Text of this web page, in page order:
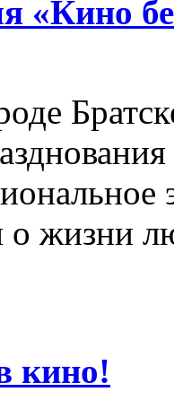
«Кино
о жизни
кино!